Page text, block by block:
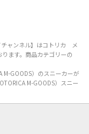
チャンネル】はコトリカ メ
ます。商品カテゴリーの
GOODS）のスニーカーが
M-GOODS）スニー